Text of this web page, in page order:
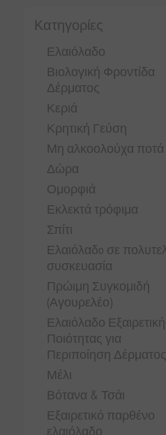
Κατηγορίες
Ελαιόλαδο
Βιολογική Φροντίδα
Δέρματος
Κεριά
Κρητική Γεύση
Μη αλκοολούχα ποτά
Δώρα
Ομορφιά
Εκλεκτά τρόφιμα
Σπίτι
Ελαιόλαδo σε
συσκευασία
Πρώιμη Συγκομιδή
(Αγουρελέο)
Ελαιόλαδο
Ποιότητας για
Περιποίηση Δέρματος
Μέλι
Βότανα & Τσάι
Εξαιρετικό παρθένο
ελαιόλαδο